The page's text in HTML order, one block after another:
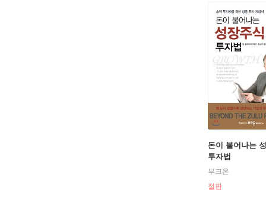
를 받는
목록화한
재기한
한 투자
되었던 어
주’로 남
돈이 불어나는
투자법
부크온
절판